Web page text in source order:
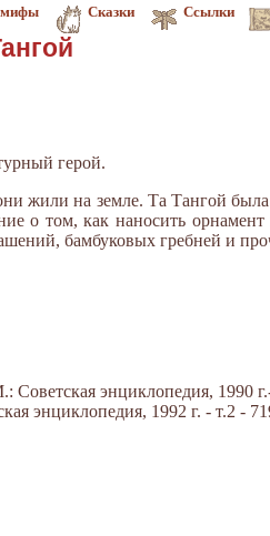
мифы Сказки Ссылки
герой.
жили на земле. Та Тангой
о том, как наносить
бамбуковых гребней и
энциклопедия, 1990
энциклопедия, 1992 г. - т.2 -